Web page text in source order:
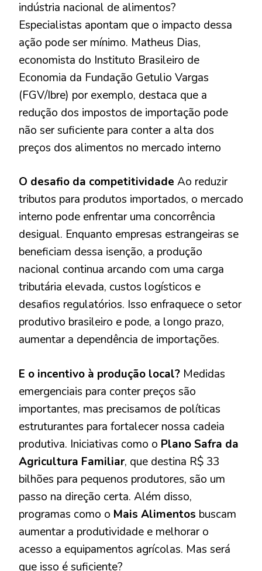
indústria nacional de alimentos?
Especialistas apontam que o impacto dessa
ação pode ser mínimo. Matheus Dias,
economista do Instituto Brasileiro de
Economia da Fundação Getulio Vargas
(FGV/Ibre) por exemplo, destaca que a
redução dos impostos de importação pode
não ser suficiente para conter a alta dos
preços dos alimentos no mercado interno
O desafio da competitividade Ao reduzir
tributos para produtos importados, o mercado
interno pode enfrentar uma concorrência
desigual. Enquanto empresas estrangeiras se
beneficiam dessa isenção, a produção
nacional continua arcando com uma carga
tributária elevada, custos logísticos e
desafios regulatórios. Isso enfraquece o setor
produtivo brasileiro e pode, a longo prazo,
aumentar a dependência de importações.
E o incentivo à produção local? Medidas
emergenciais para conter preços são
importantes, mas precisamos de políticas
estruturantes para fortalecer nossa cadeia
produtiva. Iniciativas como o Plano Safra da
Agricultura Familiar, que destina R$ 33
bilhões para pequenos produtores, são um
passo na direção certa. Além disso,
programas como o Mais Alimentos buscam
aumentar a produtividade e melhorar o
acesso a equipamentos agrícolas. Mas será
que isso é suficiente?